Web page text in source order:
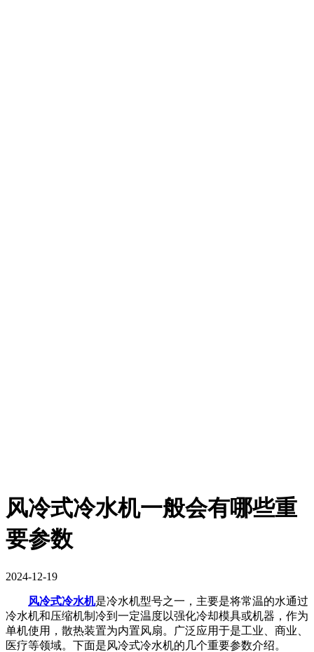
风冷式冷水机一般会有哪些重
要参数
2024-12-19
风冷式冷水机是冷水机型号之一，主要是将常温的水通过
冷水机和压缩机制冷到一定温度以强化冷却模具或机器，作为
单机使用，散热装置为内置风扇。广泛应用于是工业、商业、
医疗等领域。下面是风冷式冷水机的几个重要参数介绍。